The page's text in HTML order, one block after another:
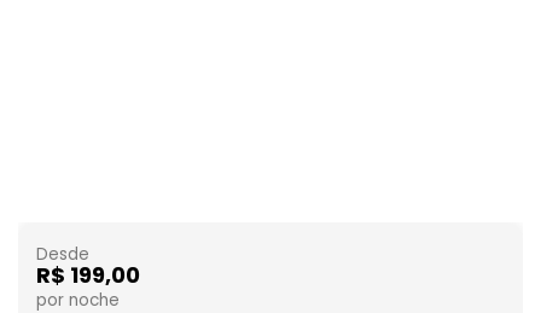
Desde
R$ 199,00
por noche